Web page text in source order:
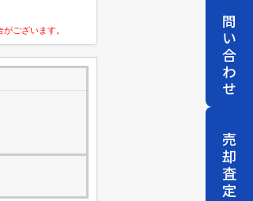
ございます。 お問い合わせ
売却査定